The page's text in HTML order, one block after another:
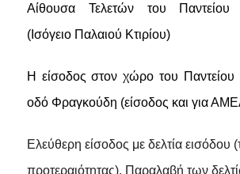
Αίθουσα Τελετών του Παντείου
(Ισόγειο Παλαιού Κτιρίου)
Η είσοδος στον χώρο του Παντείου
οδό Φραγκούδη (είσοδος και για
Ελεύθερη είσοδος με δελτία εισόδου
προτεραιότητας). Παραλαβή των